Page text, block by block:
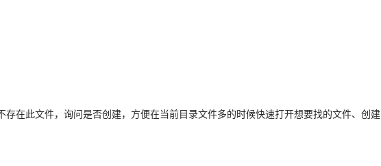
在此文件，询问是否创建，方便在当前目录文件多的时候快速打开想要找的文件、创建